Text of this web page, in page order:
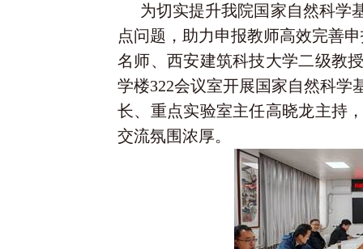
为切实提升我院国家自然科学
点问题，助力申报教师高效完善
名师、西安建筑科技大学二级教
学楼322会议室开展国家自然科学
长、重点实验室主任高晓龙主持
交流氛围浓厚。